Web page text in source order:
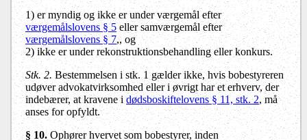
1)er myndig og ikke er under værgemål efter
værgemålslovens § 5eller samværgemål efter
værgemålslovens § 7,, og
2)ikke er under rekonstruktionsbehandling eller konkurs.
Stk. 2. Bestemmelsen i stk. 1 gælder ikke, hvis bobestyreren
udøver advokatvirksomhed eller i øvrigt har et erhverv, der
indebærer, at kravene i dødsboskiftelovens § 11, stk. 2, må
anses for opfyldt.
§ 10. Ophører hvervet som bobestyrer, inden